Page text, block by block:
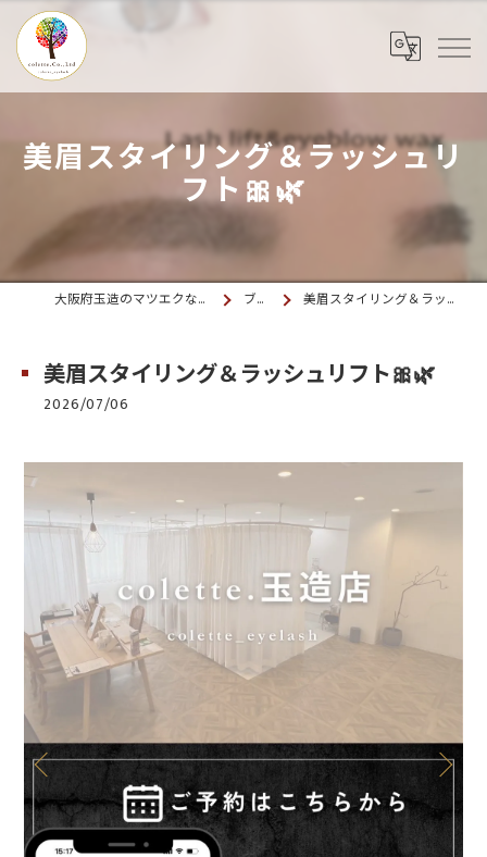
美眉スタイリング＆ラッシュリ
フト🎀🌿
大阪府玉造のマツエクならcolette. 玉造 ブログ 美眉スタイリング＆ラッシュリフト🎀🌿
美眉スタイリング＆ラッシュリフト🎀🌿
2026/07/06